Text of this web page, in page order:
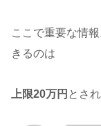
ここで重要な情
きるのは
上限20万円 とさ